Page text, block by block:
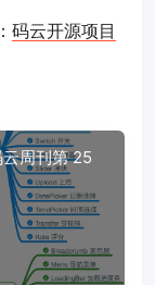
码云开源项目
周刊第 25